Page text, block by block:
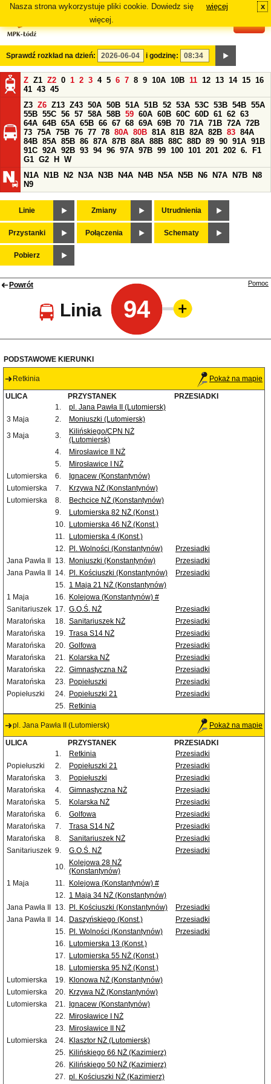
Nasza strona wykorzystuje pliki cookie. Dowiedz się
więcej.
więcej x
Sprawdź rozkład na dzień: i godzinę:
Z Z1 Z2 0 1 2 3 4 5 6 7 8 9 10A 10B 11 12 13 14 15 16
41 43 45
Z3 Z6 Z13 Z43 50A 50B 51A 51B 52 53A 53C 53B 54B 55A
55B 55C 56 57 58A 58B 59 60A 60B 60C 60D 61 62 63
64A 64B 65A 65B 66 67 68 69A 69B 70 71A 71B 72A 72B
73 75A 75B 76 77 78 80A 80B 81A 81B 82A 82B 83 84A
84B 85A 85B 86 87A 87B 88A 88B 88C 88D 89 90 91A 91B
91C 92A 92B 93 94 96 97A 97B 99 100 101 201 202 6.
F1
G1 G2 H
W
N1A
N1B N2 N3A N3B N4A N4B N5A N5B N6 N7A N7B
N8
N9
Linie Zmiany Utrudnienia
Przystanki Połączenia Schematy
Pobierz
Powrót
Linia 94
Pomoc
PODSTAWOWE KIERUNKI
Retkinia Pokaż na mapie
ULICA PRZYSTANEK
PRZESIADKI
1.
pl. Jana Pawła II (Lutomiersk)
3 Maja
2.
Moniuszki (Lutomiersk)
3 Maja
3.
Kilińskiego/CPN NŻ
(Lutomiersk)
4.
Mirosławice II NŻ
5.
Mirosławice I NŻ
Lutomierska
6.
Ignacew (Konstantynów)
Lutomierska
7.
Krzywa NŻ (Konstantynów)
Lutomierska
8.
Bechcice NŻ (Konstantynów)
9.
Lutomierska 82 NŻ (Konst.)
10. Lutomierska 46 NŻ (Konst.)
11.
Lutomierska 4 (Konst.)
12. Pl. Wolności (Konstantynów)
Przesiadki
Jana Pawła II
13. Moniuszki (Konstantynów)
Przesiadki
Jana Pawła II
14. Pl. Kościuszki (Konstantynów)
Przesiadki
15. 1 Maja 21 NŻ (Konstantynów)
1 Maja
16. Kolejowa (Konstantynów) #
Sanitariuszek 17. G.O.Ś. NŻ
Przesiadki
Maratońska
18. Sanitariuszek NŻ
Przesiadki
Maratońska
19. Trasa S14 NŻ
Przesiadki
Maratońska
20. Golfowa
Przesiadki
Maratońska
21. Kolarska NŻ
Przesiadki
Maratońska
22. Gimnastyczna NŻ
Przesiadki
Maratońska
23. Popiełuszki
Przesiadki
Popiełuszki
24. Popiełuszki 21
Przesiadki
25. Retkinia
pl. Jana Pawła II (Lutomiersk) Pokaż na mapie
ULICA PRZYSTANEK
PRZESIADKI
1.
Retkinia
Przesiadki
Popiełuszki
2. Popiełuszki 21
Przesiadki
Maratońska
3. Popiełuszki
Przesiadki
Maratońska
4. Gimnastyczna NŻ
Przesiadki
Maratońska
5. Kolarska NŻ
Przesiadki
Maratońska
6. Golfowa
Przesiadki
Maratońska
7. Trasa S14 NŻ
Przesiadki
Maratońska
8. Sanitariuszek NŻ
Przesiadki
Sanitariuszek 9. G.O.Ś. NŻ
Przesiadki
10. Kolejowa 28 NŻ
(Konstantynów)
1 Maja
11.
Kolejowa (Konstantynów) #
12. 1 Maja 34 NŻ (Konstantynów)
Jana Pawła II
13. Pl. Kościuszki (Konstantynów)
Przesiadki
Jana Pawła II
14. Daszyńskiego (Konst.)
Przesiadki
15. Pl. Wolności (Konstantynów)
Przesiadki
16. Lutomierska 13 (Konst.)
17. Lutomierska 55 NŻ (Konst.)
18. Lutomierska 95 NŻ (Konst.)
Lutomierska
19. Klonowa NŻ (Konstantynów)
Lutomierska
20. Krzywa NŻ (Konstantynów)
Lutomierska
21.
Ignacew (Konstantynów)
22. Mirosławice I NŻ
23. Mirosławice II NŻ
Lutomierska
24. Klasztor NŻ (Lutomiersk)
25. Kilińskiego 66 NŻ (Kazimierz)
26. Kilińskiego 50 NŻ (Kazimierz)
27. pl. Kościuszki NŻ (Kazimierz)